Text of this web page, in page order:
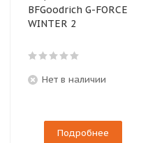
BFGoodrich G-FORCE
WINTER 2
Нет в наличии
Подробнее